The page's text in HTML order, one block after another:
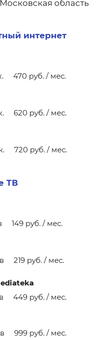
Московская область
интернет
470 руб. / мес.
620 руб. / мес.
720 руб. / мес.
ТВ
149 руб. / мес.
219 руб. / мес.
449 руб. / мес.
999 руб. / мес.